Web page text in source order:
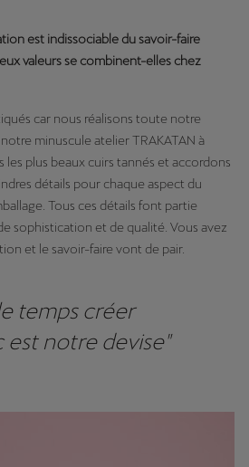
est indissociable du savoir-faire
valeurs se combinent-elles chez
car nous réalisons toute notre
minuscule atelier TRAKATAN à
plus beaux cuirs tannés et accordons
détails pour chaque aspect du
Tous ces détails font partie
sophistication et de qualité. Vous avez
et le savoir-faire vont de pair.
temps créer
est notre devise"